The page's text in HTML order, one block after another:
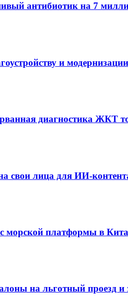
антибиотик на 7
и
диагностика ЖКТ
свои лица для ИИ-
морской платформы в
на льготный проезд